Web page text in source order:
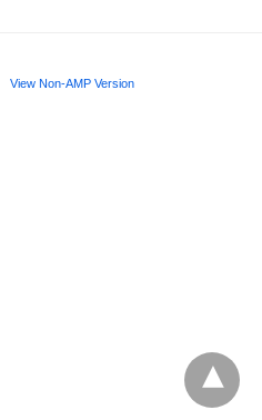
View Non-AMP Version